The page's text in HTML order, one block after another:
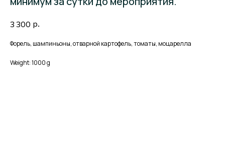
3 300 р.
Форель, шампиньоны, отварной картофель, томаты, моцарелла
Weight: 1000 g